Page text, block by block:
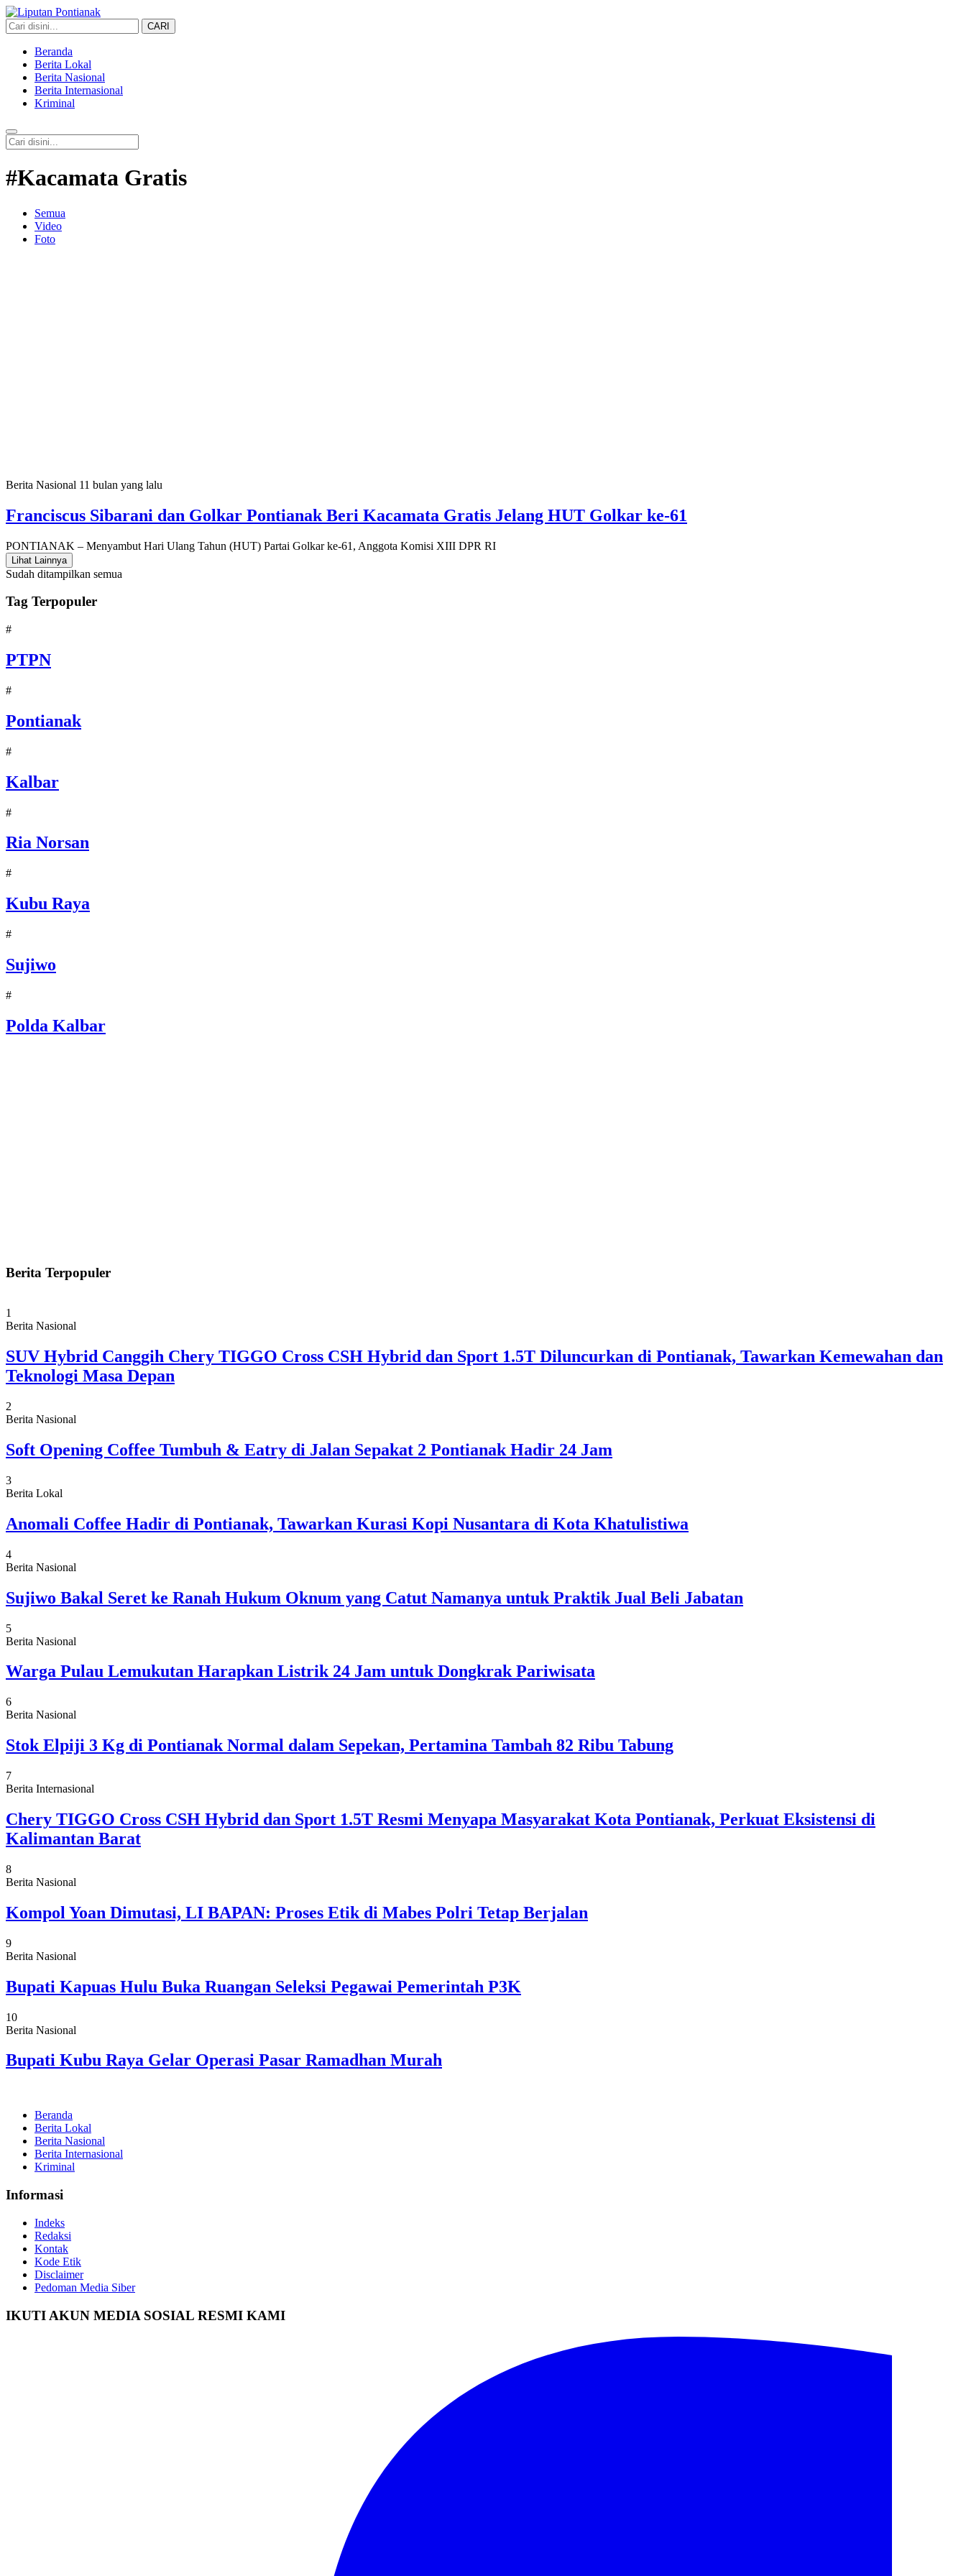
Liputan Pontianak
Berita Terkini dan TerUpdate
CARI
Beranda
Berita Lokal
Berita Nasional
Berita Internasional
Kriminal
#Kacamata Gratis
Semua
Video
Foto
Berita Nasional 11 bulan yang lalu
Franciscus Sibarani dan Golkar Pontianak Beri Kacamata Gratis Jelang HUT Golkar ke-61
PONTIANAK – Menyambut Hari Ulang Tahun (HUT) Partai Golkar ke-61, Anggota Komisi XIII DPR RI
Lihat Lainnya
Sudah ditampilkan semua
Tag Terpopuler
#
PTPN
#
Pontianak
#
Kalbar
#
Ria Norsan
#
Kubu Raya
#
Sujiwo
#
Polda Kalbar
Berita Terpopuler
1
Berita Nasional
SUV Hybrid Canggih Chery TIGGO Cross CSH Hybrid dan Sport 1.5T Diluncurkan di Pontianak, Tawarkan Kemewahan dan
Teknologi Masa Depan
2
Berita Nasional
Soft Opening Coffee Tumbuh & Eatry di Jalan Sepakat 2 Pontianak Hadir 24 Jam
3
Berita Lokal
Anomali Coffee Hadir di Pontianak, Tawarkan Kurasi Kopi Nusantara di Kota Khatulistiwa
4
Berita Nasional
Sujiwo Bakal Seret ke Ranah Hukum Oknum yang Catut Namanya untuk Praktik Jual Beli Jabatan
5
Berita Nasional
Warga Pulau Lemukutan Harapkan Listrik 24 Jam untuk Dongkrak Pariwisata
6
Berita Nasional
Stok Elpiji 3 Kg di Pontianak Normal dalam Sepekan, Pertamina Tambah 82 Ribu Tabung
7
Berita Internasional
Chery TIGGO Cross CSH Hybrid dan Sport 1.5T Resmi Menyapa Masyarakat Kota Pontianak, Perkuat Eksistensi di
Kalimantan Barat
8
Berita Nasional
Kompol Yoan Dimutasi, LI BAPAN: Proses Etik di Mabes Polri Tetap Berjalan
9
Berita Nasional
Bupati Kapuas Hulu Buka Ruangan Seleksi Pegawai Pemerintah P3K
10
Berita Nasional
Bupati Kubu Raya Gelar Operasi Pasar Ramadhan Murah
Beranda
Berita Lokal
Berita Nasional
Berita Internasional
Kriminal
Informasi
Indeks
Redaksi
Kontak
Kode Etik
Disclaimer
Pedoman Media Siber
IKUTI AKUN MEDIA SOSIAL RESMI KAMI